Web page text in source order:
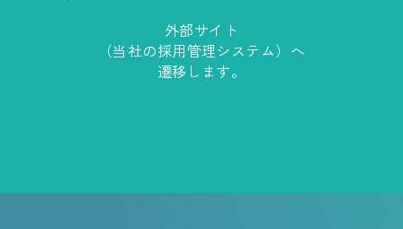
外部サイト
（当社の採用管理システム）へ
遷移します。